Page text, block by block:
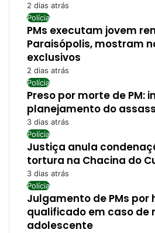
2 dias atrás
Polícia
PMs executam jovem
Paraisópolis, mostram
exclusivos
2 dias atrás
Polícia
Preso por morte de PM:
planejamento do
3 dias atrás
Polícia
Justiça anula
tortura na Chacina do
3 dias atrás
Polícia
Julgamento de PMs por
qualificado em caso de
adolescente